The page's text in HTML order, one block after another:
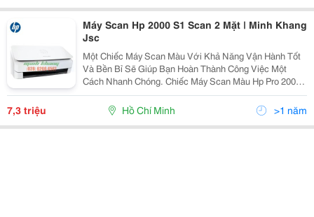
Máy Scan Hp 2000 S1 Scan 2 Mặt | Minh Khang
Jsc
Một Chiếc Máy Scan Màu Với Khả Năng Vận Hành Tốt
Và Bền Bỉ Sẽ Giúp Bạn Hoàn Thành Công Việc Một
Cách Nhanh Chóng. Chiếc Máy Scan Màu Hp Pro 2000
S1-L2759A Mang Trong Mình Kiểu Dáng Gọn Nhẹ Và Đi
Kèm Là Tông Màu Trắng Bắt Mắt Sẽ Giúp Tạo Điểm
Nhấn Cho
7,3 triệu Hồ Chí Minh >1 năm